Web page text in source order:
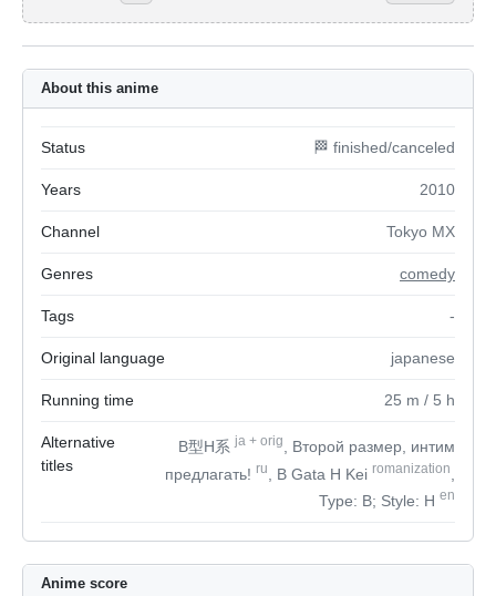
About this anime
Status 🏁 finished/canceled
Years 2010
Channel Tokyo MX
Genres comedy
Tags -
Original language japanese
Running time 25 m / 5 h
Alternative
titles
B型H系ja + orig
, Второй размер, интим
предлагать! ru , B Gata H Kei romanization
Type: B; Style: H en
Anime score